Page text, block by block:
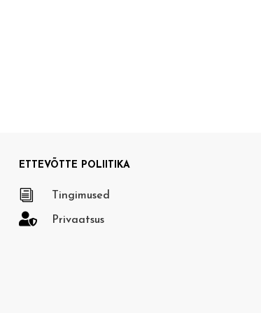
ETTEVÕTTE POLIITIKA
i Tingimused
 Privaatsus